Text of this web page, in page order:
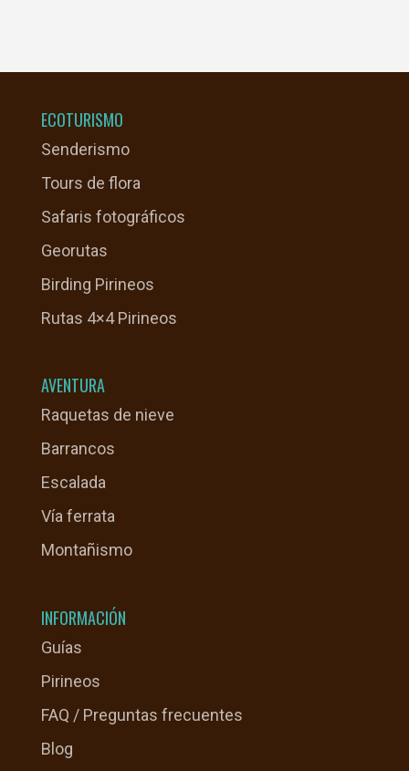
ECOTURISMO
Senderismo
Tours de flora
Safaris fotográficos
Georutas
Birding Pirineos
Rutas 4×4 Pirineos
AVENTURA
Raquetas de nieve
Barrancos
Escalada
Vía ferrata
Montañismo
INFORMACIÓN
Guías
Pirineos
FAQ / Preguntas frecuentes
Blog